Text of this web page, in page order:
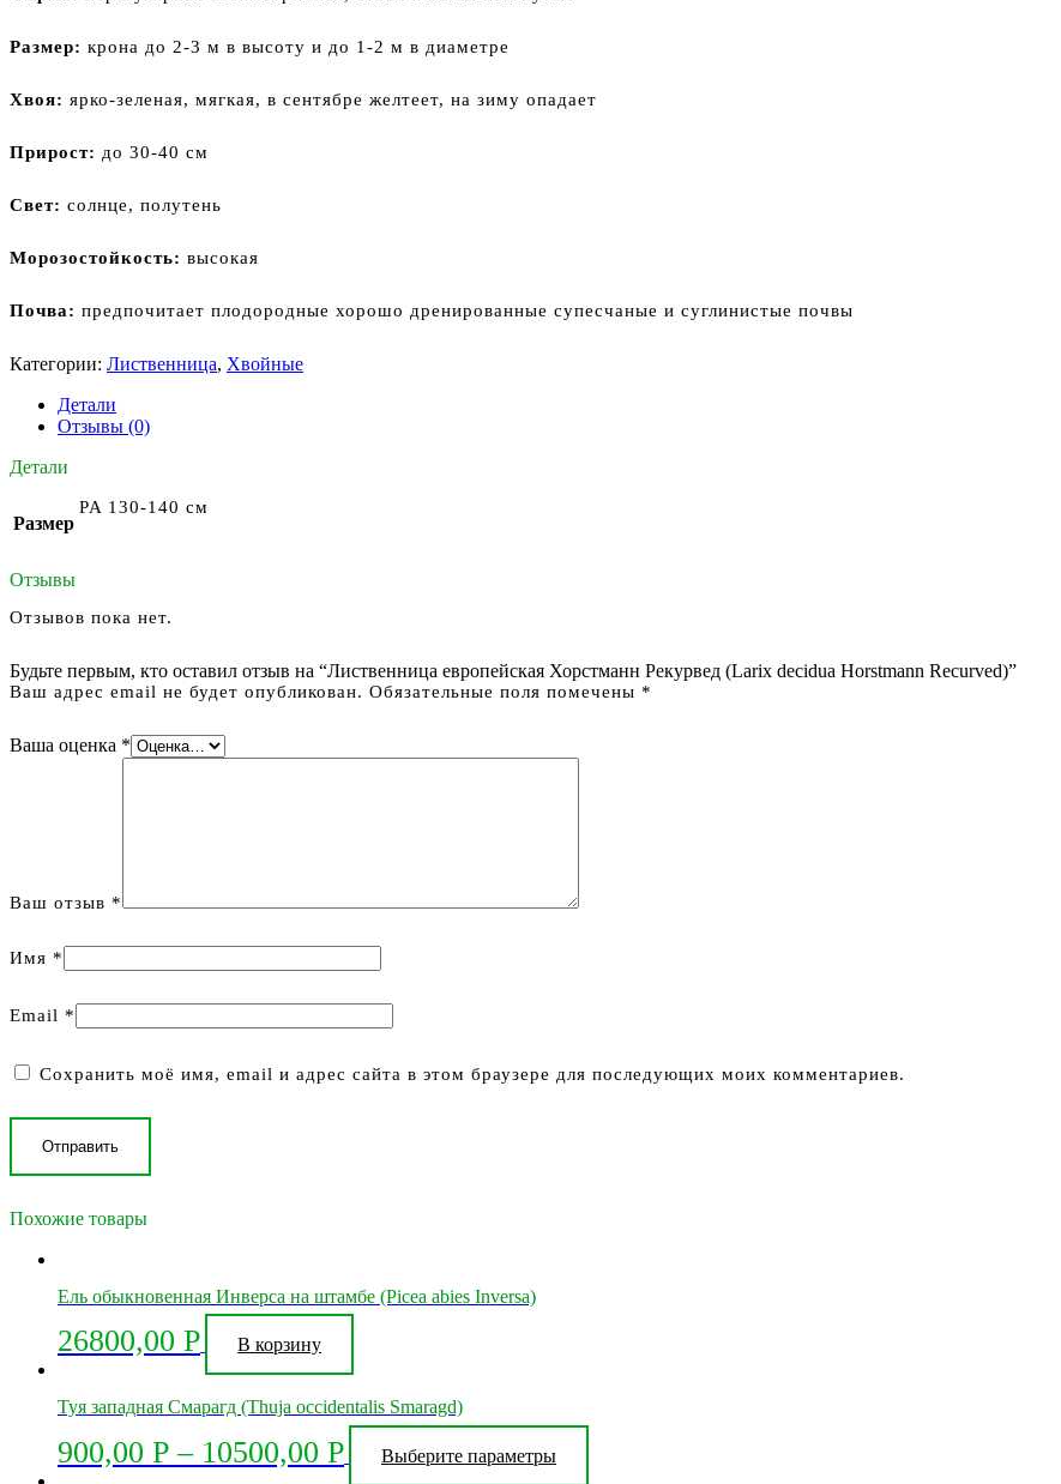
Размер: крона до 2-3 м в высоту и до 1-2 м в диаметре
Хвоя: ярко-зеленая, мягкая, в сентябре желтеет, на зиму опадает
Прирост: до 30-40 см
Свет: солнце, полутень
Морозостойкость: высокая
Почва: предпочитает плодородные хорошо дренированные супесчаные и суглинистые почвы
Категории: Лиственница, Хвойные
Детали
Отзывы (0)
Детали
Размер
PA 130-140 см
Отзывы
Отзывов пока нет.
Будьте первым, кто оставил отзыв на “Лиственница европейская Хорстманн Рекурвед (Larix decidua Horstmann Recurved)”
Ваш адрес email не будет опубликован. Обязательные поля помечены *
Ваша оценка *
Ваш отзыв *
Имя *
Email *
Сохранить моё имя, email и адрес сайта в этом браузере для последующих моих комментариев.
Похожие товары
Ель обыкновенная Инверса на штамбе (Picea abies Inversa)
26800,00 Р В корзину
Туя западная Смарагд (Thuja occidentalis Smaragd)
900,00 Р – 10500,00 Р Выберите параметры